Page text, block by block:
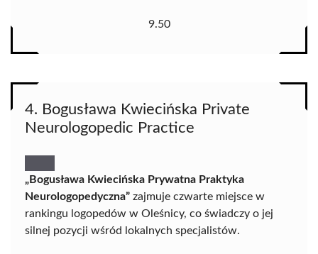
9.50
4. Bogusława Kwiecińska Private
Neurologopedic Practice
„Bogusława Kwiecińska Prywatna Praktyka
Neurologopedyczna” zajmuje czwarte miejsce w
rankingu logopedów w Oleśnicy, co świadczy o jej
silnej pozycji wśród lokalnych specjalistów.